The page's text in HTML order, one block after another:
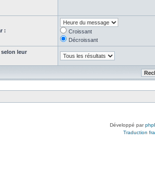
:
Croissant
Décroissant
leur
Développé par
Traduction